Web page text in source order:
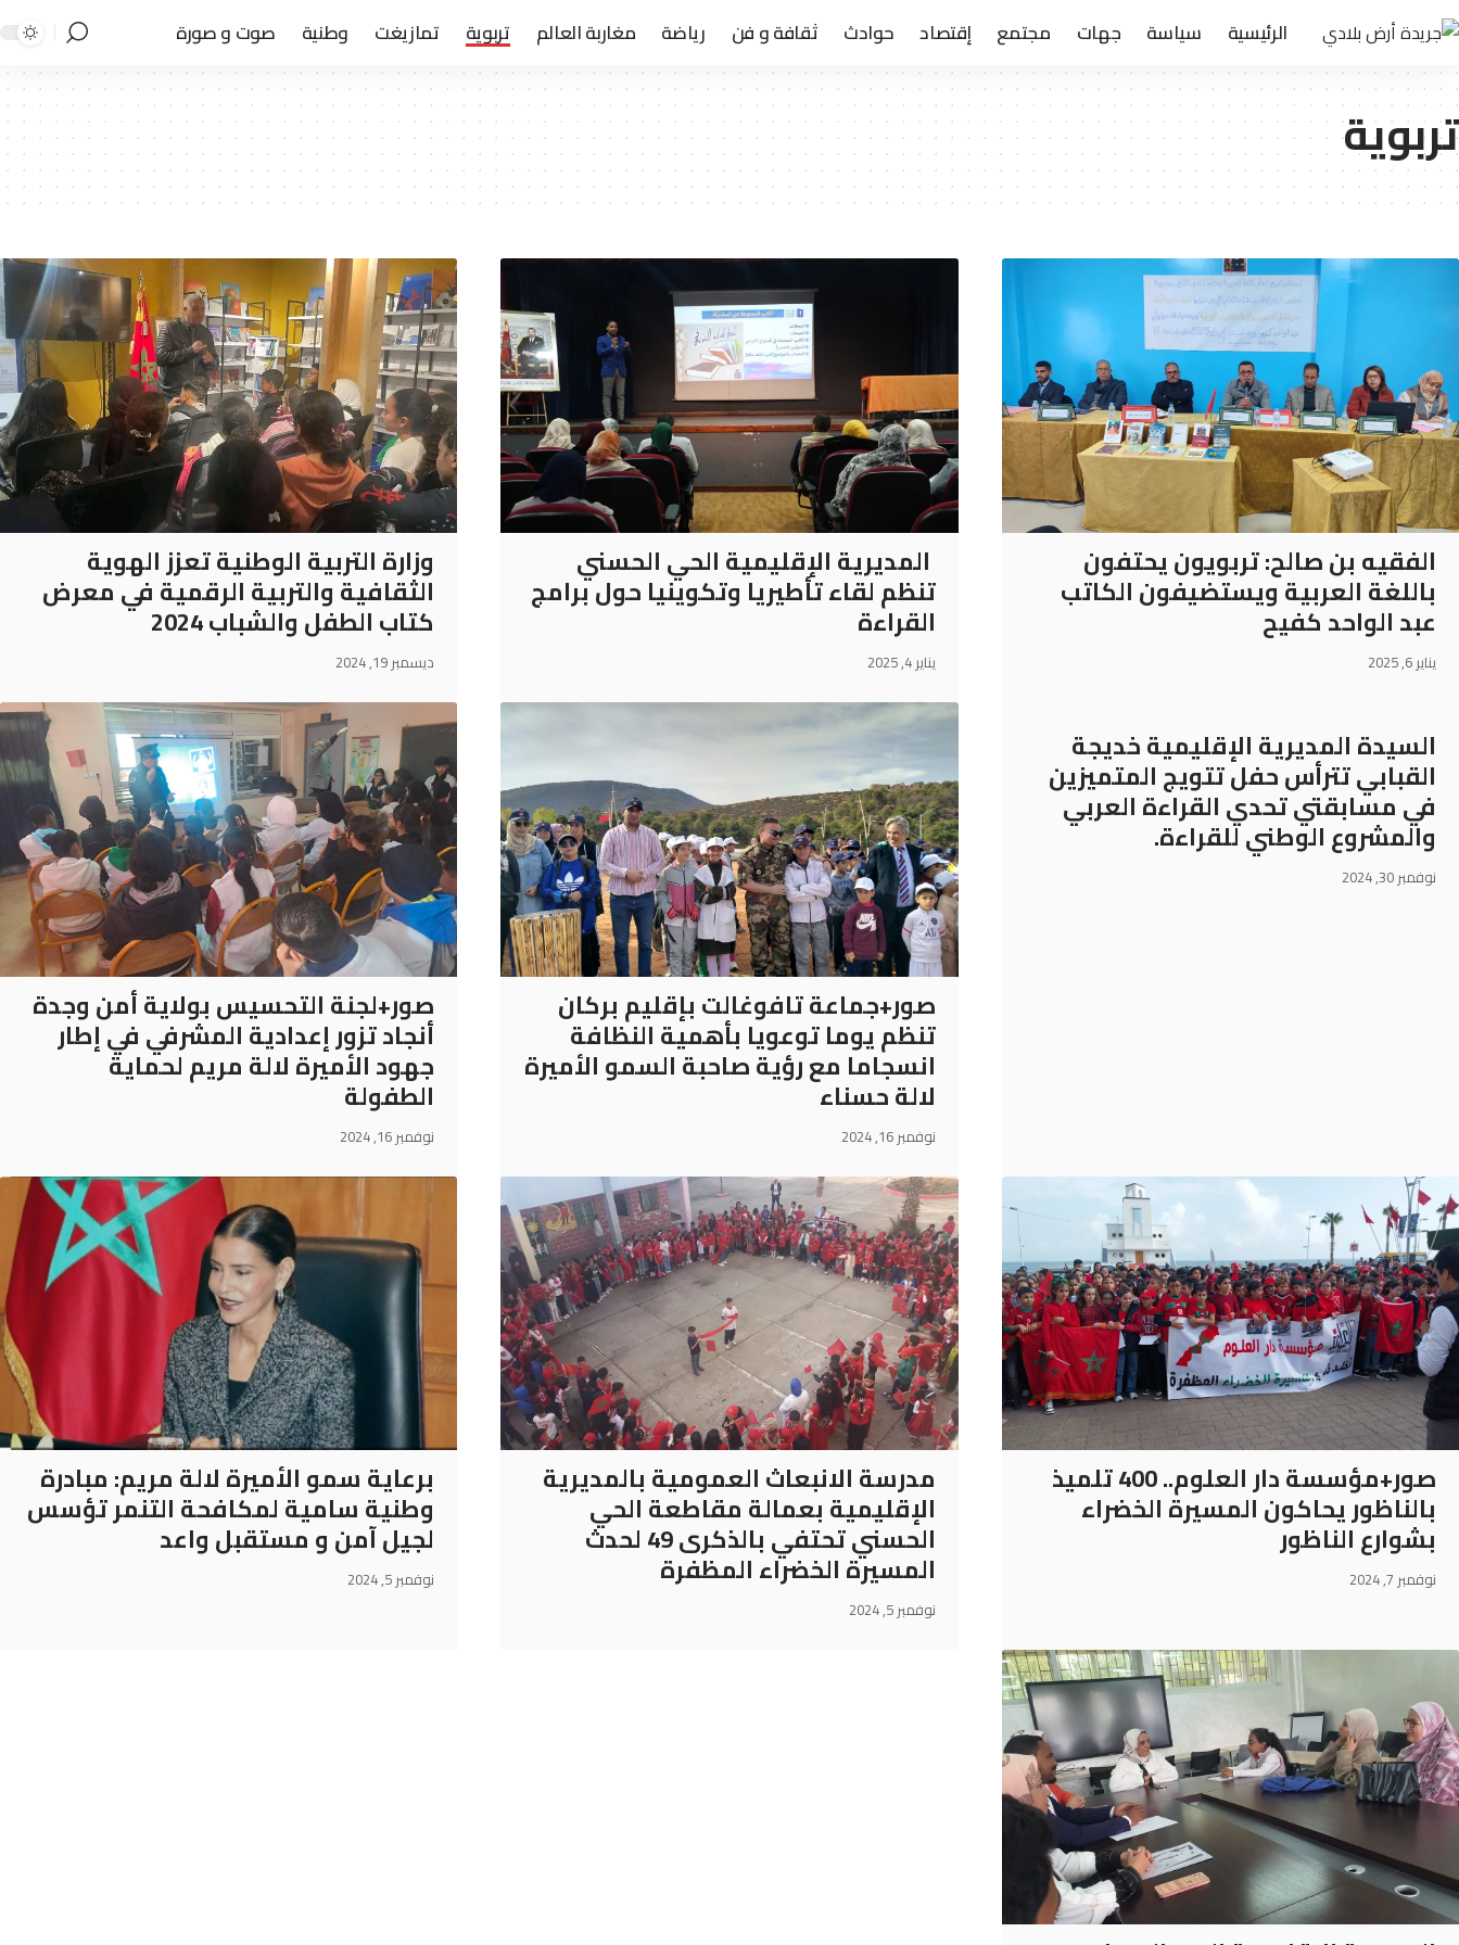
الرئيسية سياسة جهات مجتمع إقتصاد حوادث ثقافة و فن رياضة مغاربة العالم تربوية تمازيغت وطنية صوت و صورة
تربوية
الفقيه بن صالح: تربويون يحتفون
باللغة العربية ويستضيفون الكاتب
عبد الواحد كفيح
يناير 6, 2025
المديرية الإقليمية الحي الحسني
تنظم لقاء تأطيريا وتكوينيا حول برامج
القراءة
يناير 4, 2025
وزارة التربية الوطنية تعزز الهوية
الثقافية والتربية الرقمية في معرض
كتاب الطفل والشباب 2024
ديسمبر 19, 2024
السيدة المديرية الإقليمية خديجة
القبابي تترأس حفل تتويج المتميزين
في مسابقتي تحدي القراءة العربي
والمشروع الوطني للقراءة.
نوفمبر 30, 2024
صور+جماعة تافوغالت بإقليم بركان
تنظم يوما توعويا بأهمية النظافة
انسجاما مع رؤية صاحبة السمو الأميرة
لالة حسناء
نوفمبر 16, 2024
صور+لجنة التحسيس بولاية أمن وجدة
أنجاد تزور إعدادية المشرفي في إطار
جهود الأميرة لالة مريم لحماية
الطفولة
نوفمبر 16, 2024
صور+مؤسسة دار العلوم.. 400 تلميذ
بالناظور يحاكون المسيرة الخضراء
بشوارع الناظور
نوفمبر 7, 2024
مدرسة الانبعاث العمومية بالمديرية
الإقليمية بعمالة مقاطعة الحي
الحسني تحتفي بالذكرى 49 لحدث
المسيرة الخضراء المظفرة
نوفمبر 5, 2024
برعاية سمو الأميرة لالة مريم: مبادرة
وطنية سامية لمكافحة التنمر تؤسس
لجيل آمن و مستقبل واعد
نوفمبر 5, 2024